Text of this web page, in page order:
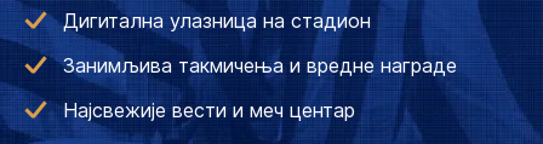
Дигитална улазница на стадион
Занимљива такмичења и вредне награде
Најсвежије вести и меч центар